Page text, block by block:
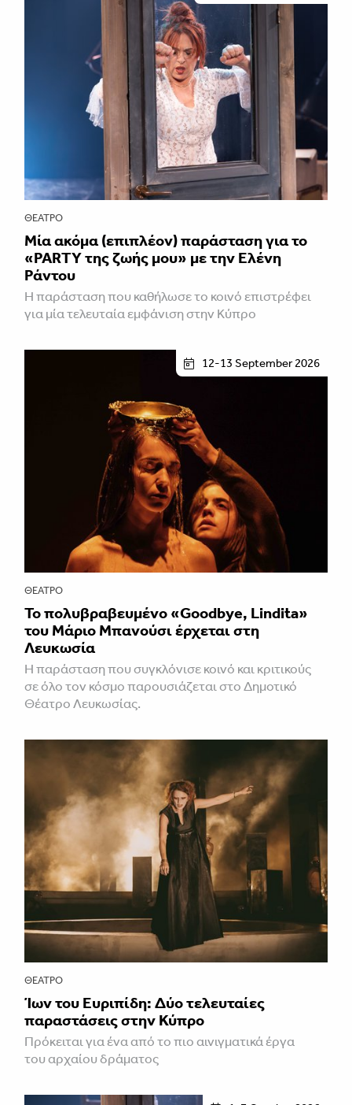
ΘΈΑΤΡΟ
Μία ακόμα (επιπλέον) παράσταση για το
«PARTY της ζωής μου» με την Ελένη
Ράντου
Η παράσταση που καθήλωσε το κοινό επιστρέφει
για μία τελευταία εμφάνιση στην Κύπρο
12-13 September 2026
ΘΈΑΤΡΟ
Το πολυβραβευμένο «Goodbye, Lindita»
του Μάριο Μπανούσι έρχεται στη
Λευκωσία
Η παράσταση που συγκλόνισε κοινό και κριτικούς
σε όλο τον κόσμο παρουσιάζεται στο Δημοτικό
Θέατρο Λευκωσίας.
ΘΈΑΤΡΟ
Ίων του Ευριπίδη: Δύο τελευταίες
παραστάσεις στην Κύπρο
Πρόκειται για ένα από το πιο αινιγματικά έργα
του αρχαίου δράματος